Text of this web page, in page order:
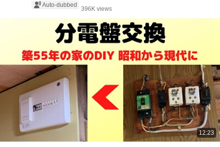
Auto-dubbed
396K views
12:23